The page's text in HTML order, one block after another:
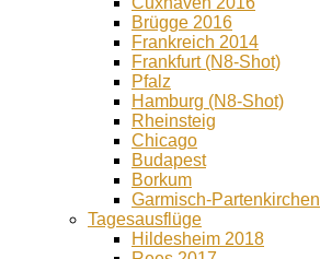
Brügge 2016
Frankreich 2014
Frankfurt (N8-Shot)
Pfalz
Hamburg (N8-Shot)
Rheinsteig
Chicago
Budapest
Borkum
Garmisch-Partenkirchen
Tagesausflüge
Hildesheim 2018